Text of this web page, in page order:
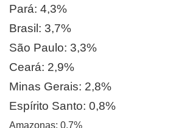
Pará: 4,3%
Brasil: 3,7%
São Paulo: 3,3%
Ceará: 2,9%
Minas Gerais: 2,8%
Espírito Santo: 0,8%
Amazonas: 0,7%